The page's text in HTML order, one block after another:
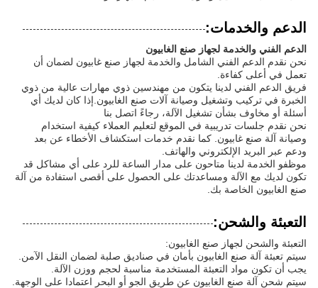
الدعم والخدمات:
الدعم الفني والخدمة لجهاز صنع الغابيون
نحن نقدم الدعم الفني الشامل والخدمة لجهاز صنع غابيون لضمان أن
تعمل في أعلى كفاءة.
فريق الدعم الفني لدينا يتكون من مهندسين ذوي مهارات عالية من ذوي
الخبرة في تركيب وتشغيل وصيانة آلات صنع الغابيون.إذا كان لديك أي
أسئلة أو مخاوف بشأن تشغيل الآلة، رجاءً اتصل بنا
نحن نقدم جلسات تدريبية في الموقع لتعليم العملاء كيفية استخدام
وصيانة آلة صنع غابيون. كما نقدم خدمات استكشاف الأخطاء عن بعد
ودعم عبر البريد الإلكتروني والهاتف.
موظفو الخدمة لدينا متاحون على مدار الساعة للرد على أي مشاكل قد
تكون لديك مع الآلة ومساعدتك على الحصول على أقصى استفادة من آلة
صنع الغابيون الخاصة بك.
التعبئة والشحن:
التعبئة والشحن لجهاز صنع الغابيون:
سيتم تعبئة آلة صنع الغابيون بأمان في صناديق صلبة لضمان النقل الآمن.
يجب أن تكون مواد التعبئة المستخدمة مناسبة لحجم ووزن الآلة.
سيتم شحن آلة صنع الغابيون عن طريق الجو أو البحر اعتمادا على الوجهة.